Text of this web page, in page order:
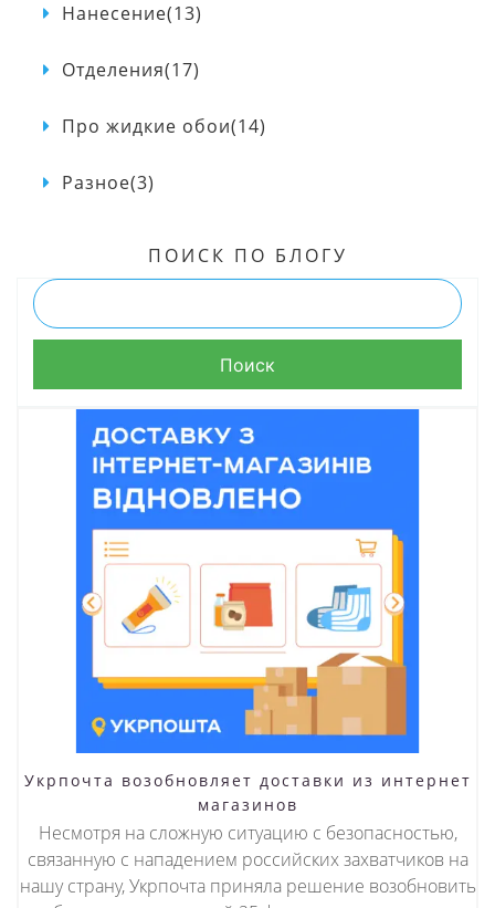
Нанесение(13)
Отделения(17)
Про жидкие обои(14)
Разное(3)
ПОИСК ПО БЛОГУ
Укрпочта возобновляет доставки из интернет
магазинов
Несмотря на сложную ситуацию с безопасностью,
связанную с нападением российских захватчиков на
нашу страну, Укрпочта приняла решение возобновить